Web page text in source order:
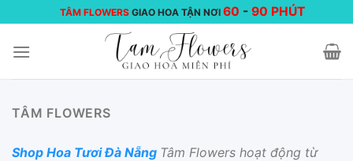
đến
nội
TÂM FLOWERS GIAO HOA TẬN NƠI 60 -90 PHÚT
TÂM FLOWERS
Shop Hoa Tươi Đà Nẵng Tâm Flowers hoạt động từ